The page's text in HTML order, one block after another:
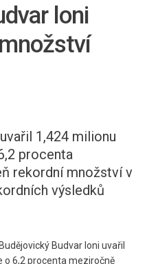
loni
1,424 milionu
procenta
rekordní množství v
výsledků
Budvar loni uvařil
o 6,2 procenta meziročně